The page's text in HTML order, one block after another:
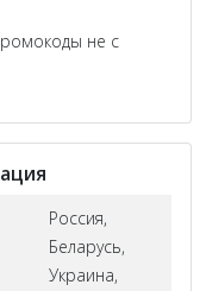
не с
Россия,
Беларусь,
Украина,